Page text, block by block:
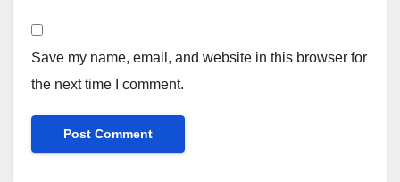
Save my name, email, and website in this browser for
the next time I comment.